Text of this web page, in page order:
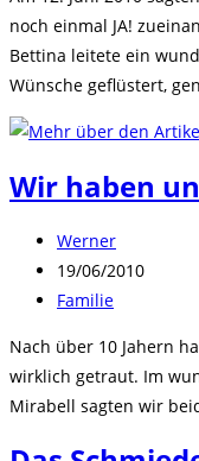
noch einmal JA!
Bettina leitete ein
Wünsche geflüstert,
Wir haben
Beitrags-
Autor:
Werner
Beitrag
veröffentlicht:
19/06/2010
Beitrags-
Familie
Nach über 10 Jahern
wirklich getraut. Im
Mirabell sagten wir